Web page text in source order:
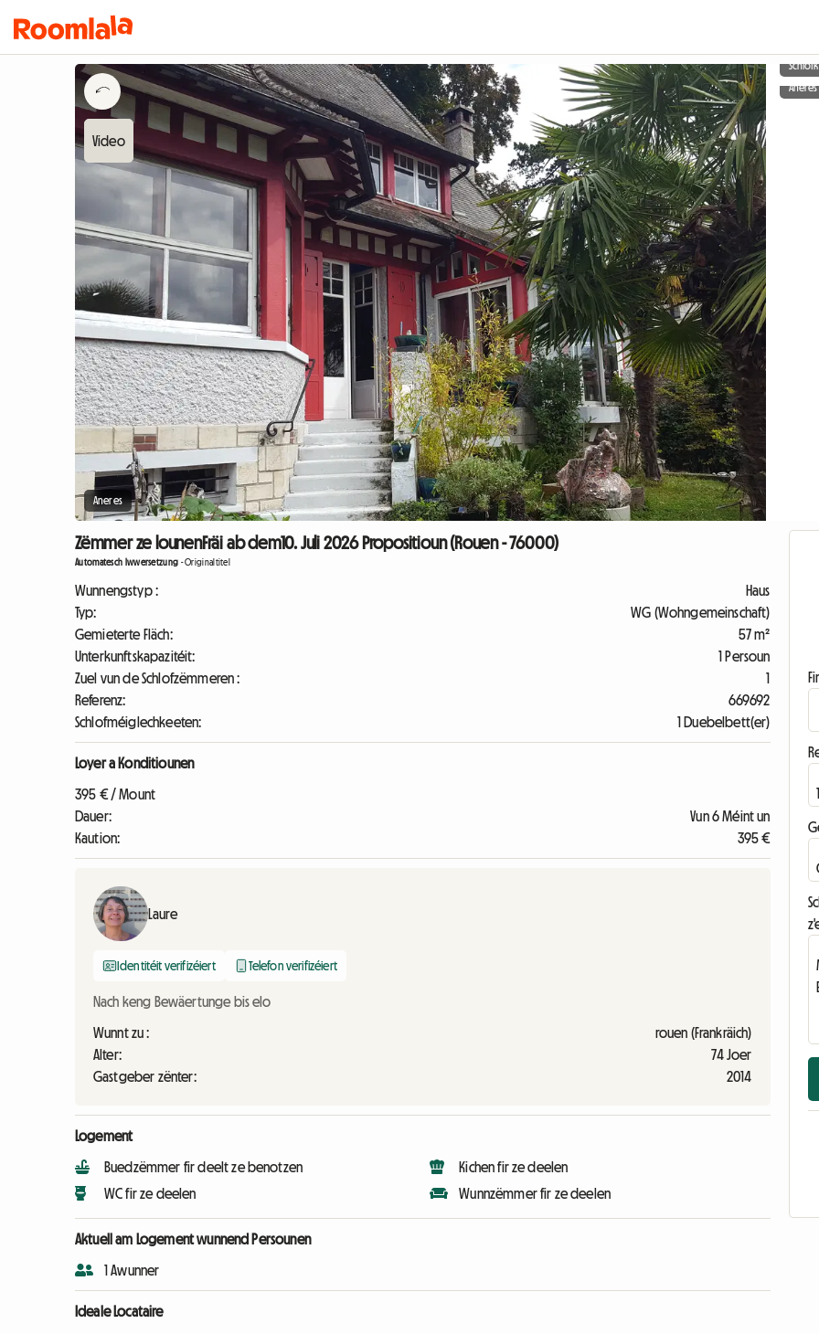
Aneres
Aneres
Zëmmer ze lounenFräi ab dem10. Juli 2026 Propositioun (Rouen - 76000)
Automatesch Iwwersetzung -Originaltitel
Wunnengstyp :
Haus
Typ:
WG (Wohngemeinschaft)
Gemieterte Fläch:
57 m²
Unterkunftskapazitéit:
1 Persoun
Zuel vun de Schlofzëmmeren :
1
Referenz:
669692
Schlofméiglechkeeten:
1 Duebelbett(er)
Loyer a Konditiounen
395 € / Mount
Dauer:
Vun 6 Méint un
Kaution:
395 €
Laure
Identitéit verifizéiert Telefon verifizéiert
Nach keng Bewäertunge bis elo
Wunnt zu :
rouen (Frankräich)
Alter:
74 Joer
Gastgeber zënter:
2014
Logement
Buedzëmmer fir deelt ze benotzen
WC fir ze deelen
Kichen fir ze deelen
Wunnzëmmer fir ze deelen
Aktuell am Logement wunnend Persounen
1 Awunner
Ideale Locataire